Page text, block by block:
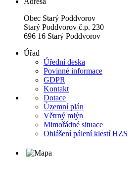
Obec Starý Poddvorov
Starý Poddvorov č.p. 230
696 16 Starý Poddvorov
Úřad
Úřední deska
Povinné informace
GDPR
Kontakt
Dotace
Územní plán
Větrný mlýn
Mimořádné situace
Ohlášení pálení klestí HZS